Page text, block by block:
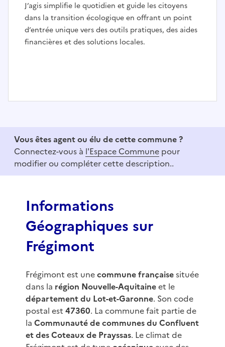
J’agis simplifie le quotidien et guide les citoyens
dans la transition écologique en offrant un point
d’entrée unique vers des outils pratiques, des aides
financières et des solutions locales.
f
Vous êtes agent ou élu de cette commune ?
Connectez-vous à l'Espace Commune pour
modifier ou compléter cette description..
Informations
Géographiques sur
Frégimont
Frégimont est unecommune françaisesituée
dans la région Nouvelle-Aquitaineet le
département du Lot-et-Garonne. Son code
postal est 47360. La commune fait partie de
la Communauté de communes du Confluent
et des Coteaux de Prayssas. Le climat de